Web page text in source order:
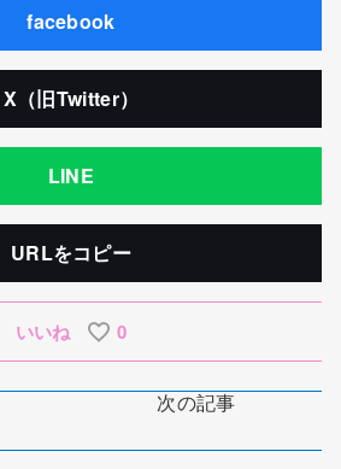
facebook
X（旧Twitter）
LINE
URLをコピー
いいね 0
次の記事